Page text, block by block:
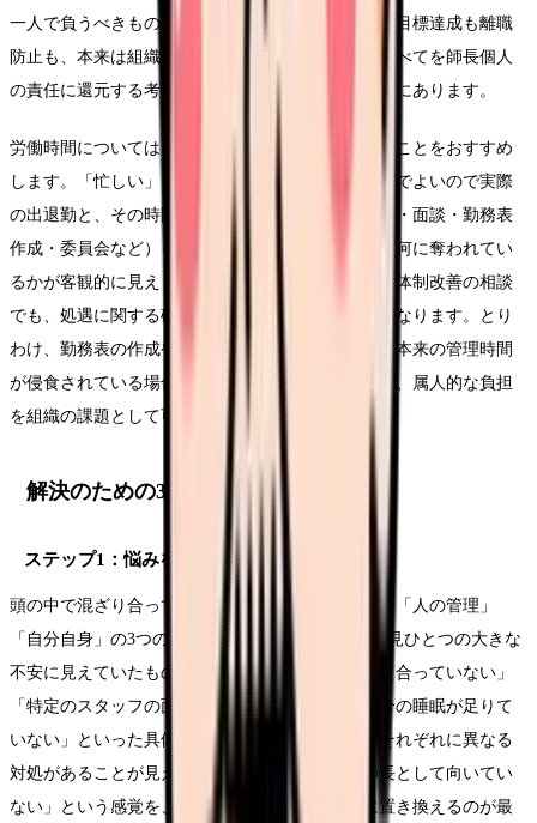
一人で負うべきものはどれか」という線引きです。目標達成も離職
防止も、本来は組織全体で取り組むテーマです。すべてを師長個人
の責任に還元する考え方こそが、孤独と消耗の根本にあります。
労働時間については、感覚ではなく記録で把握することをおすすめ
します。「忙しい」という主観ではなく、1〜2週間でよいので実際
の出退勤と、その時間に何をしていたか（直接ケア・面談・勤務表
作成・委員会など）を書き留めると、自分の時間が何に奪われてい
るかが客観的に見えます。この記録は、看護部への体制改善の相談
でも、処遇に関する確認でも、説得力のある材料になります。とり
わけ、勤務表の作成や欠員補充のための直接ケアに本来の管理時間
が侵食されている場合、その事実を数字で示せれば、属人的な負担
を組織の課題として可視化できます。
解決のための3ステップ
ステップ1：悩みを3つの箱に分ける
頭の中で混ざり合っている悩みを、「目標・成果」「人の管理」
「自分自身」の3つの箱に書き出して分けます。一見ひとつの大きな
不安に見えていたものが、「看護部の目標が現場と合っていない」
「特定のスタッフの面談がうまくいかない」「自分の睡眠が足りて
いない」といった具体的な要素に分解されると、それぞれに異なる
対処があることが見えてきます。漠然とした「師長として向いてい
ない」という感覚を、対処可能な課題の集まりに置き換えるのが最